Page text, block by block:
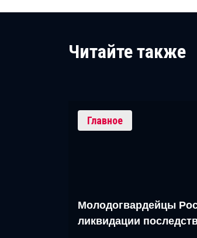
Читайте также
Главное
Молодогвардейцы
ликвидации